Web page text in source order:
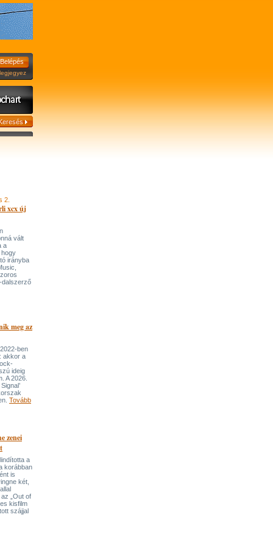
2.
xcx új
vált
a
hogy
irányba
dalszerző
meg az
ben
akkor a
ideig
A 2026.
Tovább
zenei
a
korábban
is
két,
„Out of
kisfilm
szájjal